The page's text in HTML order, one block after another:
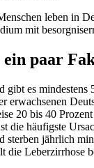
leben in
mit
paar
gibt es
erwachsenen
20 bis 40
die häufigste
sterben jährlich
die Leberzirrhose